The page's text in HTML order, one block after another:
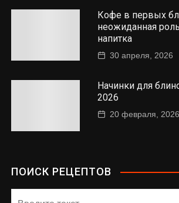
Кофе в первых
неожиданная
напитка
30 апреля, 2026
Начинки для
2026
20 февраля, 2026
ПОИСК РЕЦЕПТОВ